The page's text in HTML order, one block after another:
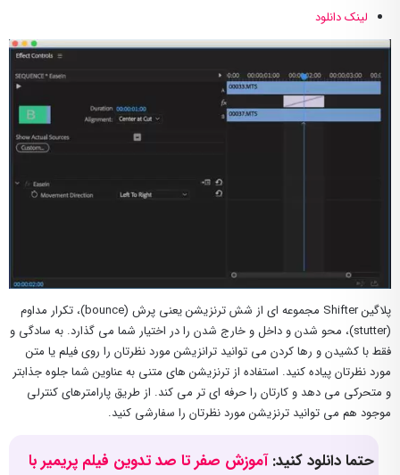
لینک دانلود
پلاگین Shifter مجموعه ای از شش ترنزیشن یعنی پرش (bounce)، تکرار مداوم
(stutter)، محو شدن و داخل و خارج شدن را در اختیار شما می گذارد. به سادگی و
فقط با کشیدن و رها کردن می توانید ترانزیشن مورد نظرتان را روی فیلم یا متن
مورد نظرتان پیاده کنید. استفاده از ترنزیشن های متنی به عناوین شما جلوه جذابتر
و متحرکی می دهد و کارتان را حرفه ای تر می کند. از طریق پارامترهای کنترلی
موجود هم می توانید ترنزیشن مورد نظرتان را سفارشی کنید.
حتما دانلود کنید:آموزش صفر تا صد تدوین فیلم پریمیر با